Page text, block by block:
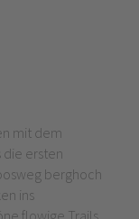
mit dem
die ersten
berghoch
ins
flowige Trails